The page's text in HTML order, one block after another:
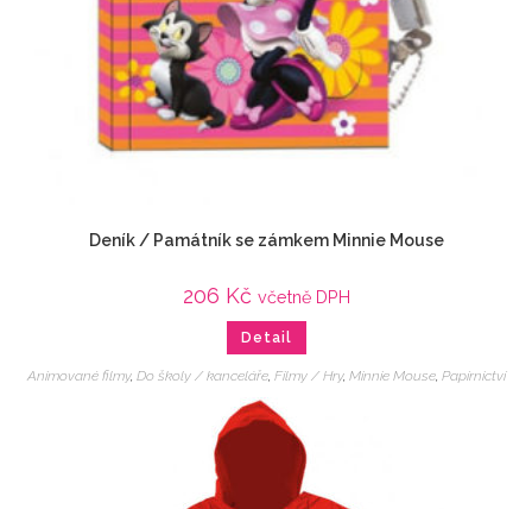
Deník / Památník se zámkem Minnie Mouse
206 Kč včetně DPH
Detail
Animované filmy, Do školy / kanceláře, Filmy / Hry, Minnie Mouse, Papírnictví